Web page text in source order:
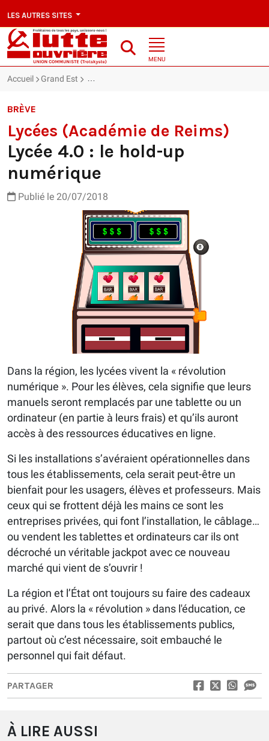
LES AUTRES SITES
MENU
Accueil Grand Est Lycées (Académie de Reims) : Lycée 4.0 : le hold-
BRÈVE
Lycées (Académie de Reims)
Lycée 4.0 : le hold-up
numérique
Publié le 20/07/2018
Dans la région, les lycées vivent la « révolution
numérique ». Pour les élèves, cela signifie que leurs
manuels seront remplacés par une tablette ou un
ordinateur (en partie à leurs frais) et qu’ils auront
accès à des ressources éducatives en ligne.
Si les installations s’avéraient opérationnelles dans
tous les établissements, cela serait peut-être un
bienfait pour les usagers, élèves et professeurs. Mais
ceux qui se frottent déjà les mains ce sont les
entreprises privées, qui font l’installation, le câblage…
ou vendent les tablettes et ordinateurs car ils ont
décroché un véritable jackpot avec ce nouveau
marché qui vient de s’ouvrir !
La région et l’État ont toujours su faire des cadeaux
au privé. Alors la « révolution » dans l'éducation, ce
serait que dans tous les établissements publics,
partout où c’est nécessaire, soit embauché le
personnel qui fait défaut.
PARTAGER
À LIRE AUSSI